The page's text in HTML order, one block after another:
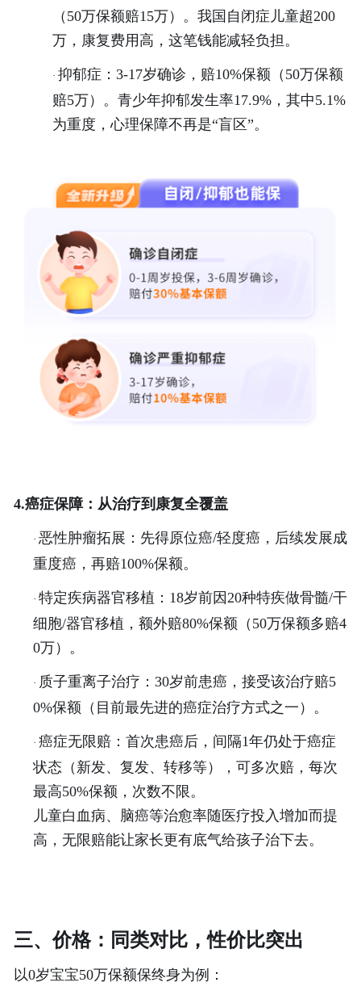
（50万保额赔15万）。我国自闭症儿童超200
万，康复费用高，这笔钱能减轻负担。
· 抑郁症： 3-17岁确诊，赔10%保额（50万保额
赔5万）。青少年抑郁发生率17.9%，其中5.1%
为重度，心理保障不再是“盲区”。
4.癌症保障：从治疗到康复全覆盖
· 恶性肿瘤拓展：先得原位癌/轻度癌，后续发展成
重度癌，再赔100%保额。
· 特定疾病器官移植： 18岁前因20种特疾做骨髓/干
细胞/器官移植，额外赔80%保额（50万保额多赔4
0万）。
· 质子重离子治疗： 30岁前患癌，接受该治疗赔5
0%保额（目前最先进的癌症治疗方式之一）。
· 癌症无限赔：首次患癌后，间隔1年仍处于癌症
状态（新发、复发、转移等），可多次赔，每次
最高50%保额，次数不限。
儿童白血病、脑癌等治愈率随医疗投入增加而提
高，无限赔能让家长更有底气给孩子治下去。
三、价格：同类对比，性价比突出
以0岁宝宝50万保额保终身为例：